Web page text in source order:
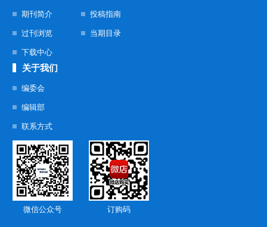
期刊简介 投稿指南
过刊浏览 当期目录
下载中心
关于我们
编委会
编辑部
联系方式
微信公众号 订购码